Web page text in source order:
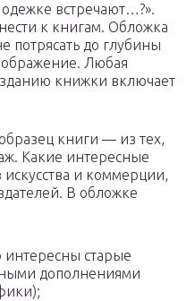
встречают…?».
к книгам. Обложка
потрясать до глубины
Любая
книжки включает
книги — из тех,
Какие интересные
и коммерции,
В обложке
старые
дополнениями